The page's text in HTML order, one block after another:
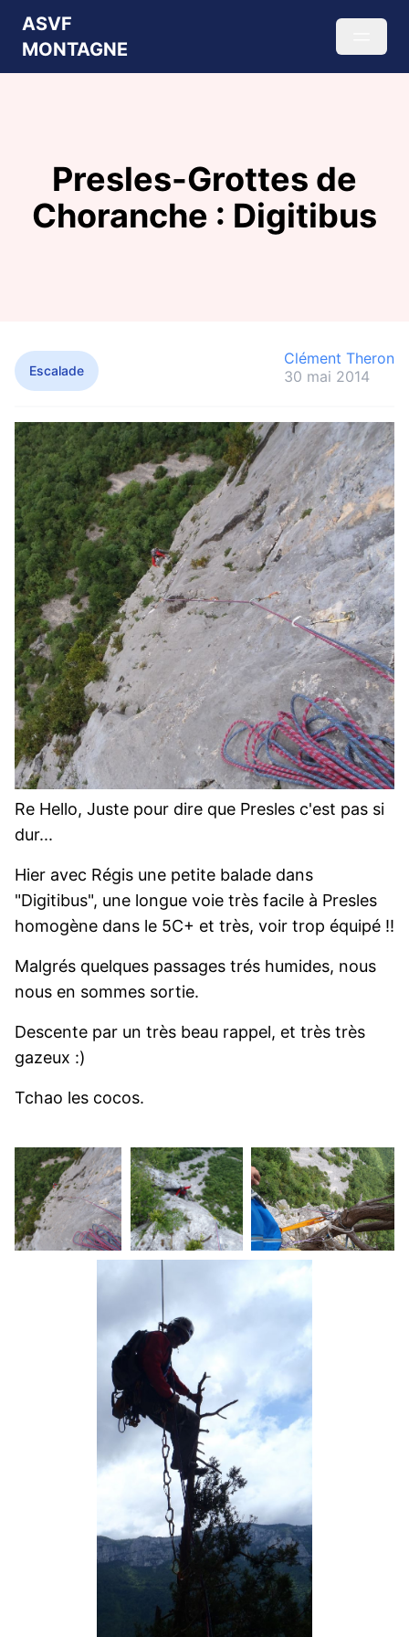
ASVF
MONTAGNE
Presles-Grottes de
Choranche : Digitibus
Escalade
Clément Theron
30 mai 2014
Re Hello, Juste pour dire que Presles c'est pas si
dur...
Hier avec Régis une petite balade dans
"Digitibus", une longue voie très facile à Presles
homogène dans le 5C+ et très, voir trop équipé !!
Malgrés quelques passages trés humides, nous
nous en sommes sortie.
Descente par un très beau rappel, et très très
gazeux :)
Tchao les cocos.